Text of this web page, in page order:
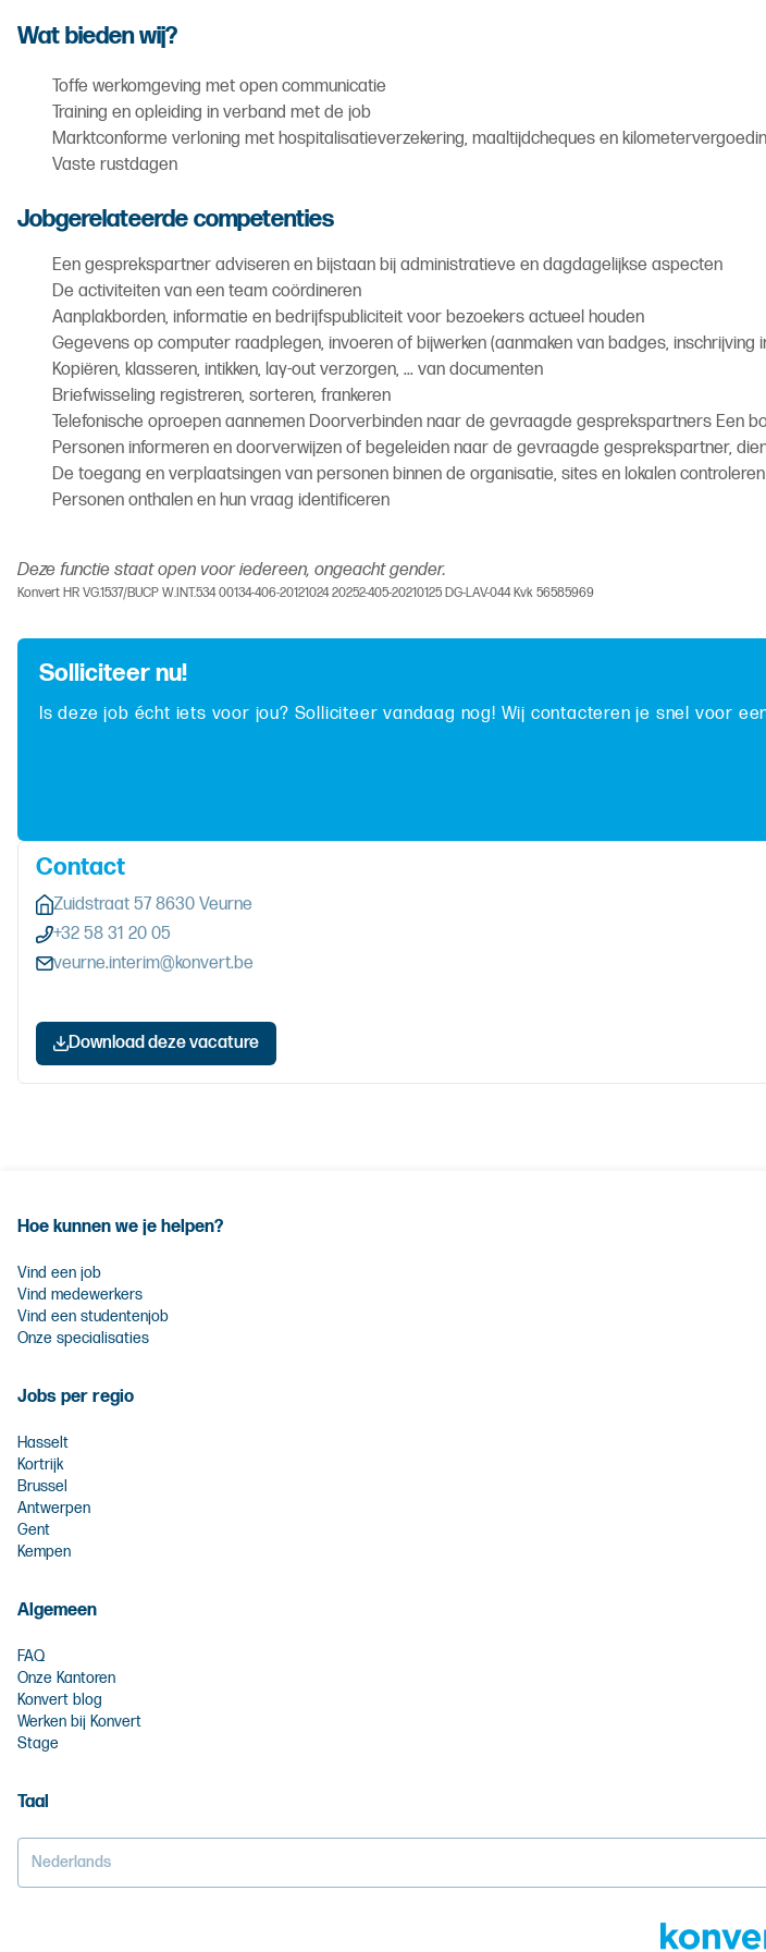
Wat bieden wij?
Toffe werkomgeving met open communicatie
Training en opleiding in verband met de job
Marktconforme verloning met hospitalisatieverzekering, maaltijdcheques en
Vaste rustdagen
Jobgerelateerde competenties
Een gesprekspartner adviseren en bijstaan bij administratieve en dagdagelijkse aspecten
De activiteiten van een team coördineren
Aanplakborden, informatie en bedrijfspubliciteit voor bezoekers actueel houden
Gegevens op computer raadplegen, invoeren of bijwerken (aanmaken van badges,
Kopiëren, klasseren, intikken, lay-out verzorgen, ... van documenten
Briefwisseling registreren, sorteren, frankeren
Telefonische oproepen aannemen Doorverbinden naar de gevraagde gesprekspartners Een
Personen informeren en doorverwijzen of begeleiden naar de gevraagde gesprekspartner,
De toegang en verplaatsingen van personen binnen de organisatie, sites en lokalen controleren
Personen onthalen en hun vraag identificeren
Deze functie staat open voor iedereen, ongeacht gender.
Konvert HR VG.1537/BUCP W.INT.534 00134-406-20121024 20252-405-20210125 DG-LAV-044 Kvk 56585969
Solliciteer nu!
Is deze job écht iets voor jou? Solliciteer vandaag nog! Wij contacteren je snel voor
Contact
Zuidstraat 57 8630 Veurne
+32 58 31 20 05
veurne.interim@konvert.be
Download deze vacature
Hoe kunnen we je helpen?
Vind een job
Vind medewerkers
Vind een studentenjob
Onze specialisaties
Jobs per regio
Hasselt
Kortrijk
Brussel
Antwerpen
Gent
Kempen
Algemeen
FAQ
Onze Kantoren
Konvert blog
Werken bij Konvert
Stage
Taal
Nederlands